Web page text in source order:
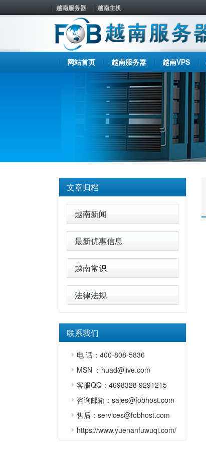
越南服务器 越南主机
网站首页 越南服务器 越南VPS
文章归档
越南新闻
最新优惠信息
越南常识
法律法规
联系我们
电 话：400-808-5836
MSN ：huad@live.com
客服QQ：4698328 9291215
咨询邮箱：sales@fobhost.com
售后：services@fobhost.com
https://www.yuenanfuwuqi.com/